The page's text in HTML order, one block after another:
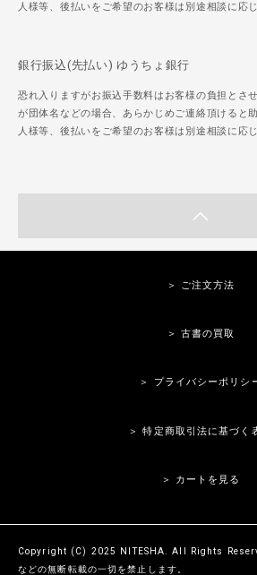
人様等、後払いをご希望のお客様は別途相談に応
銀行振込(先払い) ゆうちょ銀行
恐れ入りますがお振込手数料はお客様の負担とさ
が団体名などの場合、あらかじめご連絡頂けると
人様等、後払いをご希望のお客様は別途相談に応
＞ ご注文方法
＞ 古書の買取
＞ プライバシーポリシ
＞ 特定商取引法に基づく
＞ カートを見る
Copyright (C) 2025 NITESHA. All Rights
などの無断転載の一切を禁止します。